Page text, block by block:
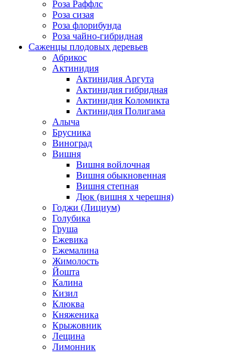
Роза Раффлс
Роза сизая
Роза флорибунда
Роза чайно-гибридная
Саженцы плодовых деревьев
Абрикос
Актинидия
Актинидия Аргута
Актинидия гибридная
Актинидия Коломикта
Актинидия Полигама
Алыча
Брусника
Виноград
Вишня
Вишня войлочная
Вишня обыкновенная
Вишня степная
Дюк (вишня х черешня)
Годжи (Лициум)
Голубика
Груша
Ежевика
Ежемалина
Жимолость
Йошта
Калина
Кизил
Клюква
Княженика
Крыжовник
Лещина
Лимонник